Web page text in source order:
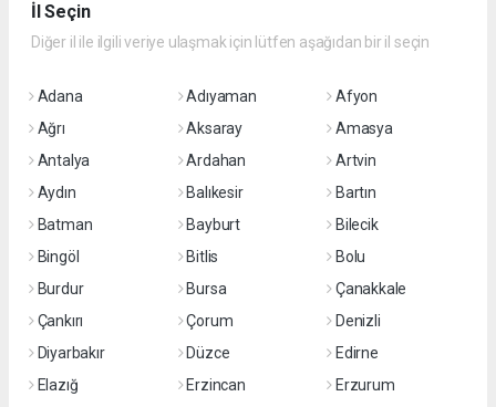
İl Seçin
Diğer il ile ilgili veriye ulaşmak için lütfen aşağıdan bir il seçin
Adana Adıyaman
Afyon
Ağrı
Aksaray
Amasya
Antalya
Ardahan
Artvin
Aydın
Balıkesir
Bartın
Batman
Bayburt
Bilecik
Bingöl
Bitlis
Bolu
Burdur
Bursa
Çanakkale
Çankırı
Çorum
Denizli
Diyarbakır
Düzce
Edirne
Elazığ
Erzincan
Erzurum